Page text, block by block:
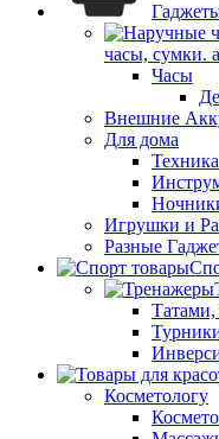
часы, сумки.
Часы
Внешние
Для дома
Игрушки и
Разные
Косметологу